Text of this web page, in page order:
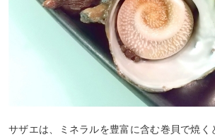
サザエは、ミネラルを豊富に含む巻貝で焼く